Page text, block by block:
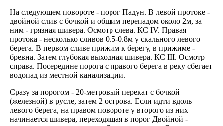
На следующем повороте - порог Падун. В левой протоке -
двойной слив с бочкой и общим перепадом около 2м, за
ним - грязная шивера. Осмотр слева. КС IV. Правая
протока - несколько сливов 0.5-0.8м у скального левого
берега. В первом сливе прижим к берегу, в прижиме -
бревна. Затем глубокая выходная шивера. КС III. Осмотр
справа. Посередине порога с правого берега в реку сбегает
водопад из местной канализации.
Сразу за порогом - 20-метровый перекат с бочкой
(железной) в русле, затем 2 острова. Если идти вдоль
левого берега, на правом повороте у второго из них
начинается шивера, переходящая в порог Двойной -